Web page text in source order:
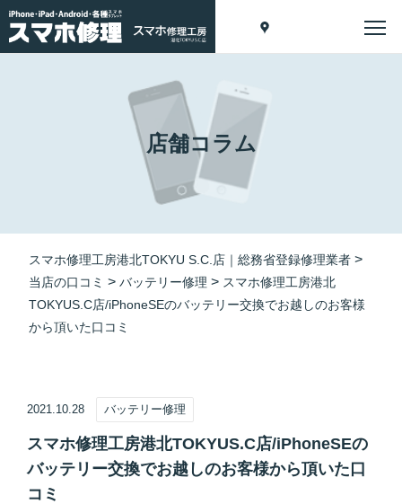
店舗コラム
スマホ修理工房港北TOKYU S.C.店｜総務省登録修理業者 >
当店の口コミ > バッテリー修理 > スマホ修理工房港北
TOKYUS.C店/iPhoneSEのバッテリー交換でお越しのお客様
から頂いた口コミ
2021.10.28 バッテリー修理
スマホ修理工房港北TOKYUS.C店/iPhoneSEの
バッテリー交換でお越しのお客様から頂いた口
コミ